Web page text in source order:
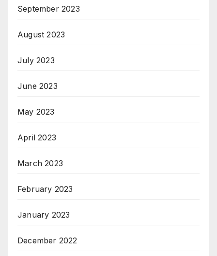
September 2023
August 2023
July 2023
June 2023
May 2023
April 2023
March 2023
February 2023
January 2023
December 2022